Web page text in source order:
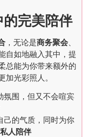
完美陪伴
，无论是商务聚会、
自如地融入其中，提
总能为你带来额外的
加光彩照人。
氛围，但又不会喧宾
己的气质，同时为你
人陪伴